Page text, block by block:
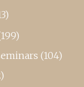
(104)